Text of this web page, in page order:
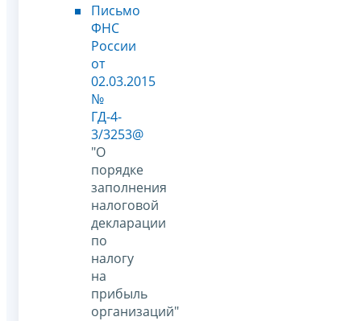
Письмо
ФНС
России
от
02.03.2015
№
ГД-4-
3/3253@
"О
порядке
заполнения
налоговой
декларации
по
налогу
на
прибыль
организаций"